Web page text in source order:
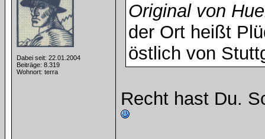
Dabei seit: 22.01.2004
Beiträge: 8.319
Wohnort: terra
Original von
der Ort heißt
östlich von
Recht hast Du.